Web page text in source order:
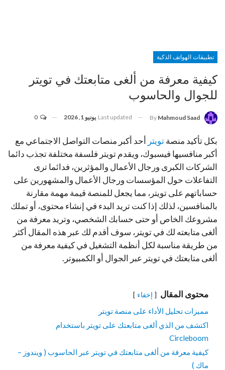
تطبيقات الهواتف الذكية
كيفية معرفة من ألغى متابعتك في تويتر
للجوال والحاسوب
By Mahmoud Saad
Last updated يونيو 1, 2026
بكل تأكيد منصةتويتر أحد أكبر منصات التواصل الاجتماعي مع
أكبر منافسيها فيسبوك، ويقدم تويتر فلسفة مختلفة تجذب دائما
الشركات الكبرى ورجال الأعمال والمؤثرين، فدائما ترى
التفاعلات حول المؤسسات ورجال الأعمال والمشهورين على
حساباتهم على تويتر، مما يجعل للمنصة قيمة مهمة مقارنة
بالمنافسين، لذلك إذا كنت تريد البدء في إنشاء محتوى، أو تملك
مشروعك الخاص أو حتى حسابك الشخصي، وتريد معرفة من
ألغى متابعته لك في تويتر، سوف أقدم لك عبر هذه المقال أكثر
من طريقة مناسبة لكل أنظمة التشغيل في كيفية معرفة من
ألغى متابعتك في تويتر عبر الجوال أو الكمبيوتر.
محتوى المقال إخفاء
مميزات تحليل الأداء على منصة تويتر
اكتشف من الذي ألغى متابعتك على تويتر باستخدام
Circleboom
كيفية معرفة من ألغى متابعتك في تويتر عبر الحاسوب ( ويندوز –
ماك )